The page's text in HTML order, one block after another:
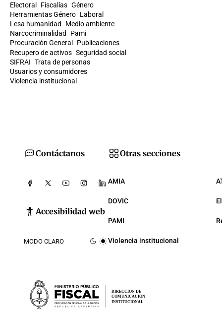
Electoral
Fiscalías Género
Herramientas Género Laboral
Lesa humanidad
Medio ambiente
Narcocriminalidad
Pami
Procuración General
Publicaciones
Recupero de activos Seguridad social
SIFRAI Trata de personas
Usuarios y consumidores
Violencia institucional
Contáctanos
Accesibilidad web
MODO CLARO
Otras secciones
AMIA
DOVIC
PAMI
Violencia institucional
DIRECCIÓN DE
COMUNICACIÓN
INSTITUCIONAL